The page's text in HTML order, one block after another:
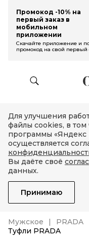
Промокод -10% на
первый заказ в
мобильном
приложении
Скачайте приложение и
промокод на свой первый
Для улучшения
файлы cookies, в том
программы «Яндекс
осуществляется
Вы даёте своё
данных.
Принимаю
Мужское PRADA
Туфли PRADA